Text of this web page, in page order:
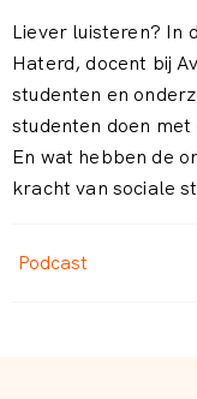
Liever luisteren? In
Haterd, docent bij
studenten en
studenten doen
En wat hebben de
kracht van sociale
Podcast